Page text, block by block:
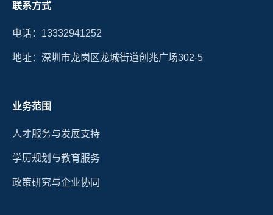
联系方式
电话：13332941252
地址：深圳市龙岗区龙城街道创兆广场302-5
业务范围
人才服务与发展支持
学历规划与教育服务
政策研究与企业协同